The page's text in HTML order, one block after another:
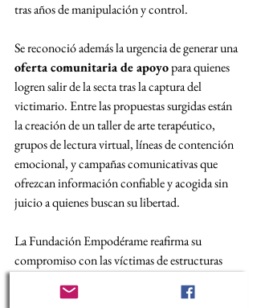
tras años de manipulación y control.
Se reconoció además la urgencia de generar una
oferta comunitaria de apoyo para quienes
logren salir de la secta tras la captura del
victimario. Entre las propuestas surgidas están
la creación de un taller de arte terapéutico,
grupos de lectura virtual, líneas de contención
emocional, y campañas comunicativas que
ofrezcan información confiable y acogida sin
juicio a quienes buscan su libertad.
La Fundación Empodérame reafirma su
compromiso con las víctimas de estructuras
individual, sino también
espacios de